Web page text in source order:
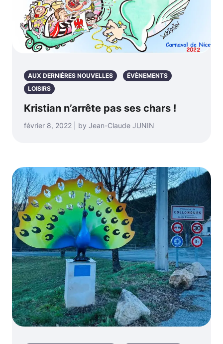
AUX DERNIÈRES NOUVELLES
ÉVÈNEMENTS
LOISIRS
Kristian n’arrête pas ses chars !
février 8, 2022 | by Jean-Claude JUNIN